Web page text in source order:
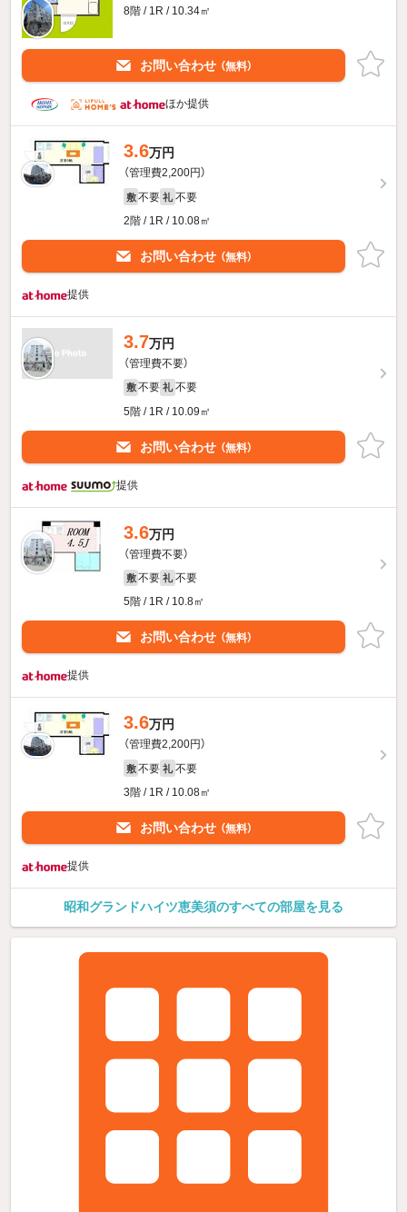
8階 / 1R / 10.34㎡
お問い合わせ （無料）
ほか提供
3.6万円
（管理費2,200円）
敷 不要 礼 不要
2階 / 1R / 10.08㎡
お問い合わせ （無料）
提供
3.7万円
（管理費不要）
敷 不要 礼 不要
5階 / 1R / 10.09㎡
お問い合わせ （無料）
提供
3.6万円
（管理費不要）
敷 不要 礼 不要
5階 / 1R / 10.8㎡
お問い合わせ （無料）
提供
3.6万円
（管理費2,200円）
敷 不要 礼 不要
3階 / 1R / 10.08㎡
お問い合わせ （無料）
提供
昭和グランドハイツ恵美須のすべての部屋を見る